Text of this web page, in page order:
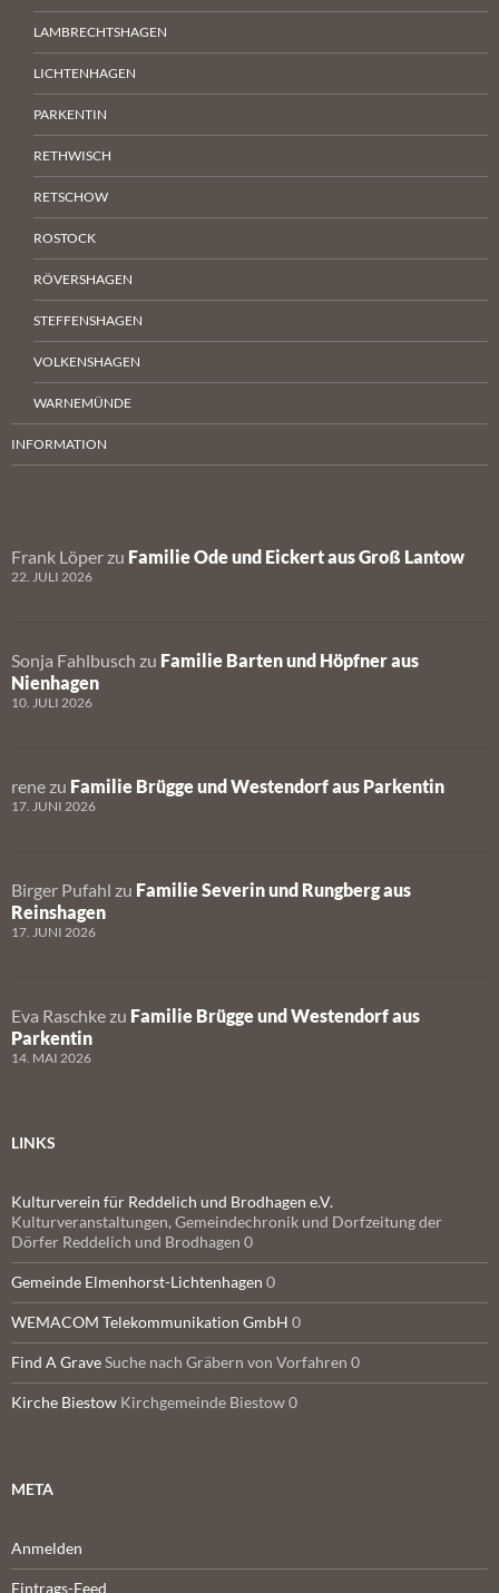
LAMBRECHTSHAGEN
LICHTENHAGEN
PARKENTIN
RETHWISCH
RETSCHOW
ROSTOCK
RÖVERSHAGEN
STEFFENSHAGEN
VOLKENSHAGEN
WARNEMÜNDE
INFORMATION
Frank Löper zu Familie Ode und Eickert aus Groß Lantow
22. JULI 2026
Sonja Fahlbusch zu Familie Barten und Höpfner aus
Nienhagen
10. JULI 2026
rene zu Familie Brügge und Westendorf aus Parkentin
17. JUNI 2026
Birger Pufahl zu Familie Severin und Rungberg aus
Reinshagen
17. JUNI 2026
Eva Raschke zu Familie Brügge und Westendorf aus
Parkentin
14. MAI 2026
LINKS
Kulturverein für Reddelich und Brodhagen e.V.
Kulturveranstaltungen, Gemeindechronik und Dorfzeitung der
Dörfer Reddelich und Brodhagen 0
Gemeinde Elmenhorst-Lichtenhagen 0
WEMACOM Telekommunikation GmbH 0
Find A GraveSuche nach Gräbern von Vorfahren 0
Kirche Biestow Kirchgemeinde Biestow 0
META
Anmelden
Eintrags-Feed